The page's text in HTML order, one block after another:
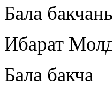
Бала
Ибарат
Бала бакча